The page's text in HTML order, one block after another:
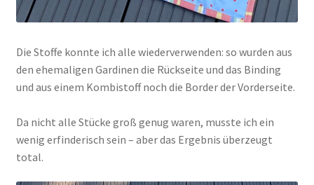
Die Stoffe konnte ich alle wiederverwenden: so wurden aus
den ehemaligen Gardinen die Rückseite und das Binding
und aus einem Kombistoff noch die Border der Vorderseite.
Da nicht alle Stücke groß genug waren, musste ich ein
wenig erfinderisch sein – aber das Ergebnis überzeugt
total.